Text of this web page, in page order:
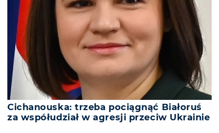
Cichanouska: trzeba pociągnąć Białoruś
za współudział w agresji przeciw Ukrainie